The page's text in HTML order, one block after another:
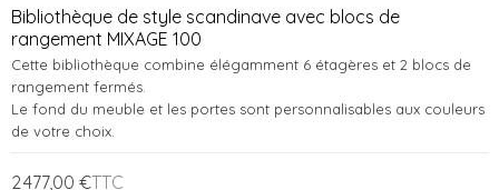
Bibliothèque de style scandinave avec blocs de
rangement MIXAGE 100
Cette bibliothèque combine élégamment 6 étagères et 2 blocs de
rangement fermés.
Le fond du meuble et les portes sont personnalisables aux couleurs
de votre choix.
2 477,00 €TTC